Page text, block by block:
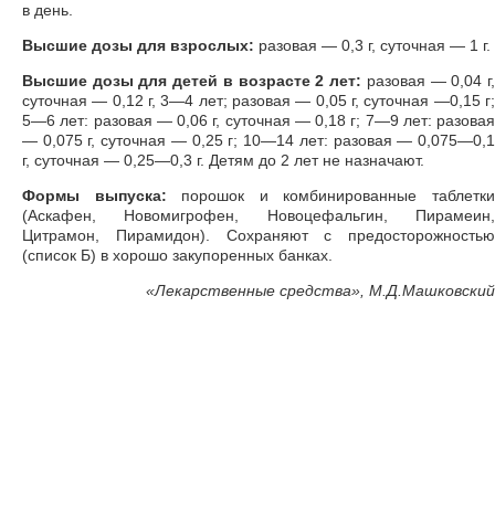
в день.
Высшие дозы для взрослых: разовая — 0,3 г, суточная — 1 г.
Высшие дозы для детей в возрасте 2 лет: разовая — 0,04 г,
суточная — 0,12 г, 3—4 лет; разовая — 0,05 г, суточная —0,15 г;
5—6 лет: разовая — 0,06 г, суточная — 0,18 г; 7—9 лет: разовая
— 0,075 г, суточная — 0,25 г; 10—14 лет: разовая — 0,075—0,1
г, суточная — 0,25—0,3 г. Детям до 2 лет не назначают.
Формы выпуска: порошок и комбинированные таблетки
(Аскафен, Новомигрофен, Новоцефальгин, Пирамеин,
Цитрамон, Пирамидон). Сохраняют с предосторожностью
(список Б) в хорошо закупоренных банках.
«Лекарственные средства», М.Д.Машковский